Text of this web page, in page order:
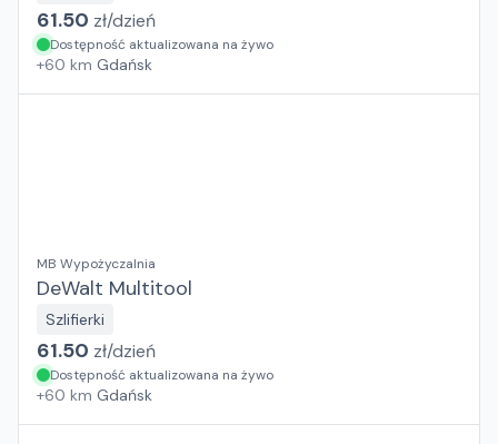
61.50 zł/dzień
Dostępność aktualizowana na żywo
+60 km Gdańsk
MB Wypożyczalnia
DeWalt Multitool
Szlifierki
61.50 zł/dzień
Dostępność aktualizowana na żywo
+60 km Gdańsk